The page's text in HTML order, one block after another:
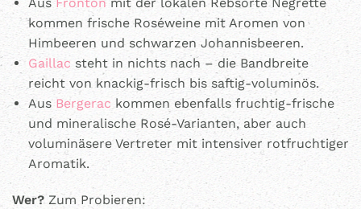
kommen frische Roséweine mit Aromen von
Himbeeren und schwarzen Johannisbeeren.
Gaillac steht in nichts nach – die Bandbreite
reicht von knackig-frisch bis saftig-voluminös.
Aus Bergerac kommen ebenfalls fruchtig-frische
und mineralische Rosé-Varianten, aber auch
voluminäsere Vertreter mit intensiver rotfruchtiger
Aromatik.
Wer?Zum Probieren: